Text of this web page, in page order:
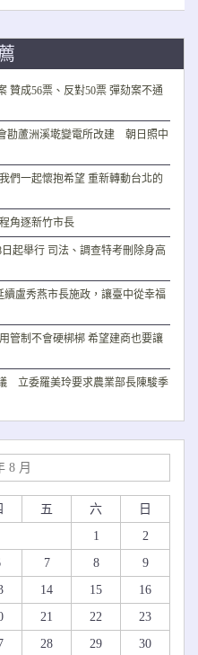
贊成56票、反對50票 彈劾案不通
勘蘆洲溪墘變電所改建 朝日照中
們一起懷抱希望 重新轉動台北的
角逐新竹市長
起舉行 司法、調查特考刪除身高
盧秀燕市長施政，讓臺中從幸福
管制不會硬梆梆 希望建商也要讓
立委羅美玲要求農業部長陳駿季
8 月
五 六
日
1
2
7 8
9
14 15
16
21 22
23
28 29 30